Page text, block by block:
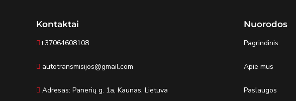
Kontaktai
+37064608108
autotransmisijos@gmail.com
Adresas: Panerių g. 1a, Kaunas, Lietuva
Nuorodos
Pagrindinis
Apie mus
Paslaugos